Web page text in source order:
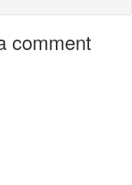
comment